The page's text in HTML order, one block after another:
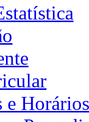
e Horários